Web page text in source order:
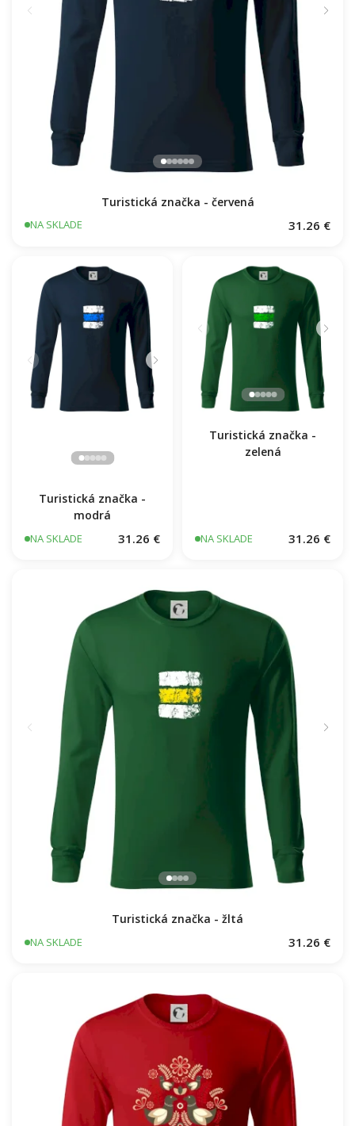
Turistická značka - červená
NA SKLADE 31.26 €
Turistická značka -
modrá
NA SKLADE 31.26 €
Turistická značka -
zelená
NA SKLADE 31.26 €
Turistická značka - žltá
NA SKLADE 31.26 €